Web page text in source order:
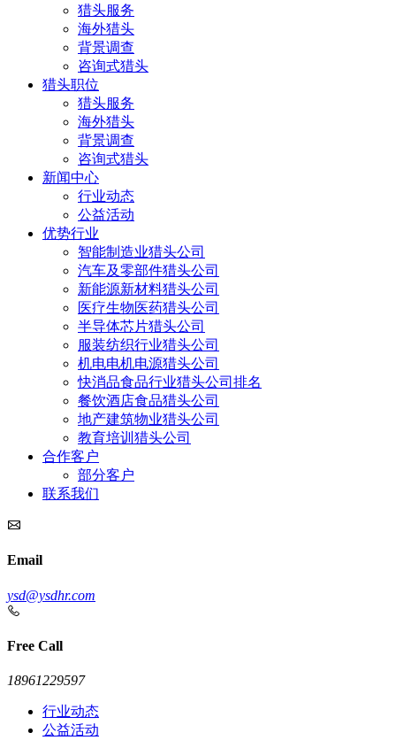
猎头服务
海外猎头
背景调查
咨询式猎头
猎头职位
猎头服务
海外猎头
背景调查
咨询式猎头
新闻中心
行业动态
公益活动
优势行业
智能制造业猎头公司
汽车及零部件猎头公司
新能源新材料猎头公司
医疗生物医药猎头公司
半导体芯片猎头公司
服装纺织行业猎头公司
机电电机电源猎头公司
快消品食品行业猎头公司排名
餐饮酒店食品猎头公司
地产建筑物业猎头公司
教育培训猎头公司
合作客户
部分客户
联系我们
Email
ysd@ysdhr.com
Free Call
18961229597
行业动态
公益活动